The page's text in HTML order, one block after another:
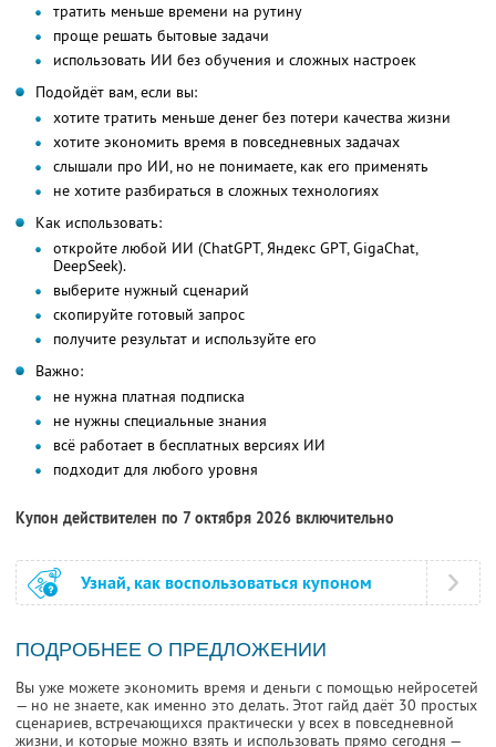
тратить меньше времени на рутину
проще решать бытовые задачи
использовать ИИ без обучения и сложных настроек
Подойдёт вам, если вы:
хотите тратить меньше денег без потери качества жизни
хотите экономить время в повседневных задачах
слышали про ИИ, но не понимаете, как его применять
не хотите разбираться в сложных технологиях
Как использовать:
откройте любой ИИ (ChatGPT, Яндекс GPT, GigaChat,
DeepSeek).
выберите нужный сценарий
скопируйте готовый запрос
получите результат и используйте его
Важно:
не нужна платная подписка
не нужны специальные знания
всё работает в бесплатных версиях ИИ
подходит для любого уровня
Купон действителен по 7 октября 2026 включительно
Узнай, как воспользоваться купоном
ПОДРОБНЕЕ О ПРЕДЛОЖЕНИИ
Вы уже можете экономить время и деньги с помощью нейросетей
— но не знаете, как именно это делать. Этот гайд даёт 30 простых
сценариев, встречающихся практически у всех в повседневной
жизни, и которые можно взять и использовать прямо сегодня —